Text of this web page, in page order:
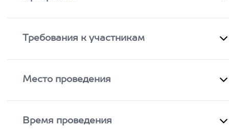
Требования к участникам
Место проведения
Время проведения